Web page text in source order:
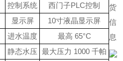
控制系统 西门子PLC控制
显示屏
10寸液晶显示屏
进水温度 最高 65°C
静态水压 最大压力 1000 千帕
货
信
息